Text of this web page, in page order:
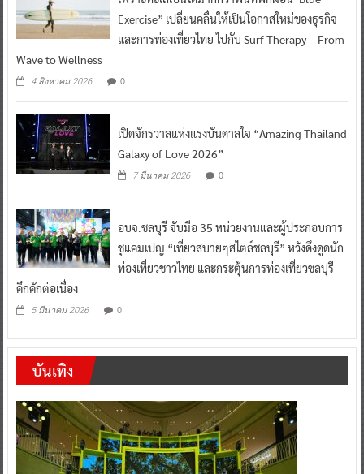
Exercise” เปลี่ยนคลื่นให้เป็นโอกาสใหม่ของธุรกิจ
และการท่องเที่ยวไทย ไปกับ Surf Therapy – From
Wave to Wellness
4 สิงหาคม 2026 0
เปิดจักรวาลแห่งแรงบันดาลใจ “Amazing Thailand
Galaxy of Love 2026”
7 มีนาคม 2026 0
อบจ.ชลบุรี จับมือ 35 หน่วยงานและผู้ประกอบการ
ชูแคมเปญ “เที่ยวสบายๆสไตล์ชลบุรี” หวังดึงดูดนัก
ท่องเที่ยวชาวไทย และกระตุ้นการท่องเที่ยวชลบุรี
คึกคักต่อเนื่อง
5 มีนาคม 2026 0
บันเทิง